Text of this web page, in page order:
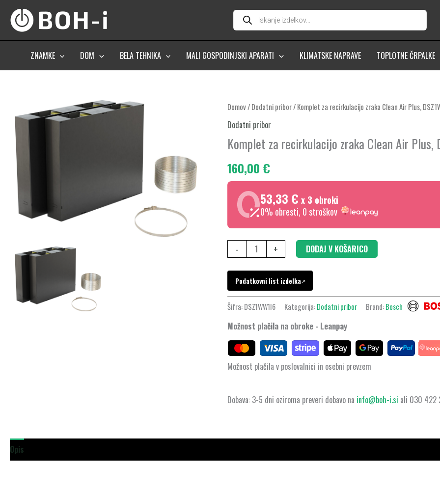
content
Products
search
ZNAMKE DOM BELA TEHNIKA MALI GOSPODINJSKI APARATI KLIMATSKE NAPRAVE TOPLOTNE ČRPALKE
Domov/Dodatni pribor/ Komplet za recirkulacijo zraka Clean Air Plus,
Dodatni pribor
Komplet za recirkulacijo zraka Clean Air Plus,
160,00 €
53,33 € x 3 obroki
0% obresti, 0 stroškov
-
Komplet
za
zraka
Clean
Plus,
DSZ1WW1I6
količina
+ DODAJ V KOŠARICO
Podatkovni list izdelka↗
Šifra:DSZ1WW1I6 Kategorija:Dodatni pribor Brand:Bosch
Možnost plačila na obroke - Leanpay
Možnost plačila v poslovalnici in osebni prevzem
Dobava: 3-5 dni oziroma preveri dobavo na info@boh-i.si ali 030 422
Opis